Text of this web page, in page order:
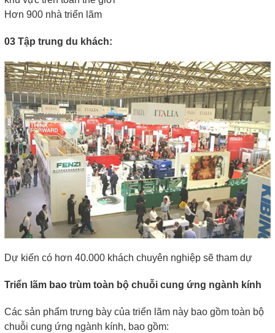
Hơn 900 nhà triển lãm
03 Tập trung du khách:
Dự kiến ​​có hơn 40.000 khách chuyên nghiệp sẽ tham dự
Triển lãm bao trùm toàn bộ chuỗi cung ứng ngành kính
Các sản phẩm trưng bày của triển lãm này bao gồm toàn bộ
chuỗi cung ứng ngành kính, bao gồm: